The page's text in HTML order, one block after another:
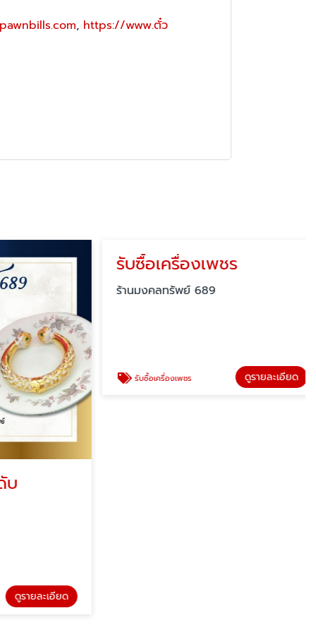
, https://www.ตั๋ว
รายละเอียด
รับซื้อเครื่องเพชร
ร้านมงคลทรัพย์ 689
รับซื้อเครื่องเพชร ดูรายละเอียด